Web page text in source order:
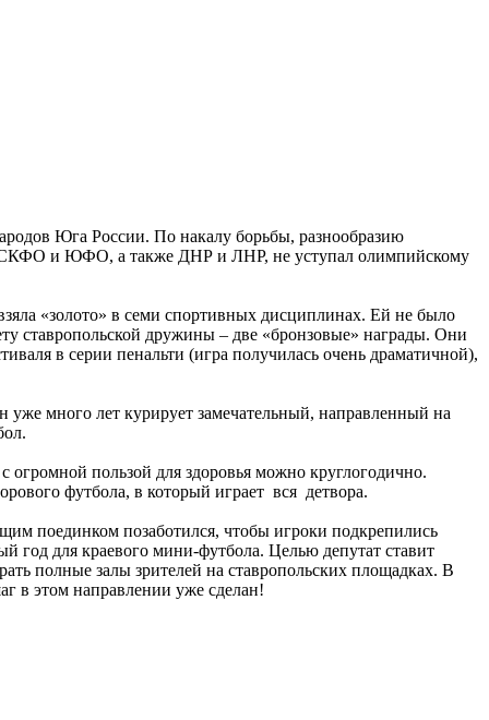
Юга России. По накалу борьбы, разнообразию
СКФО и ЮФО, а также ДНР и ЛНР, не уступал олимпийскому
«золото» в семи спортивных дисциплинах. Ей не было
ставропольской дружины – две «бронзовые» награды. Они
в серии пенальти (игра получилась очень драматичной),
много лет курирует замечательный, направленный на
пользой для здоровья можно круглогодично.
футбола, в который играет вся детвора.
поединком позаботился, чтобы игроки подкрепились
год для краевого мини-футбола. Целью депутат ставит
полные залы зрителей на ставропольских площадках. В
в этом направлении уже сделан!